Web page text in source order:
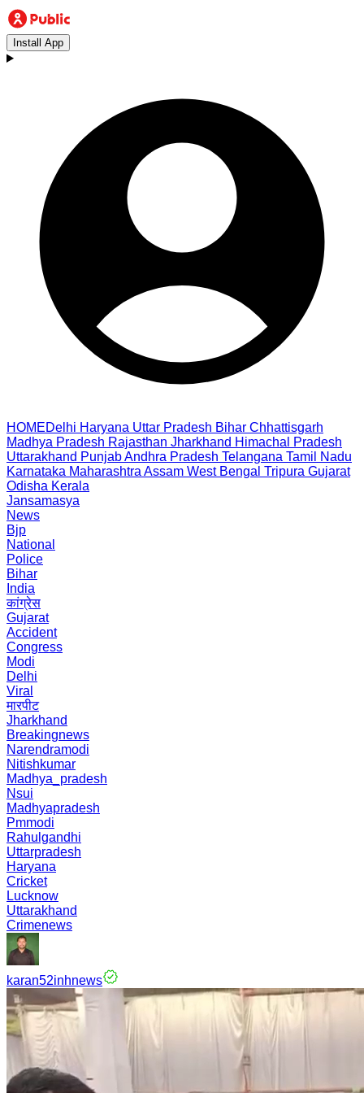
Install App
HOMEDelhi Haryana Uttar Pradesh Bihar Chhattisgarh
Madhya Pradesh Rajasthan Jharkhand Himachal Pradesh
Uttarakhand PunjabAndhra Pradesh Telangana Tamil Nadu
Karnataka Maharashtra Assam West Bengal Tripura Gujarat
Odisha Kerala
Jansamasya
News
Bjp
National
Police
Bihar
India
कांग्रेस
Gujarat
Accident
Congress
Modi
Delhi
Viral
मारपीट
Jharkhand
Breakingnews
Narendramodi
Nitishkumar
Madhya_pradesh
Nsui
Madhyapradesh
Pmmodi
Rahulgandhi
Uttarpradesh
Haryana
Cricket
Lucknow
Uttarakhand
Crimenews
karan52inhnews